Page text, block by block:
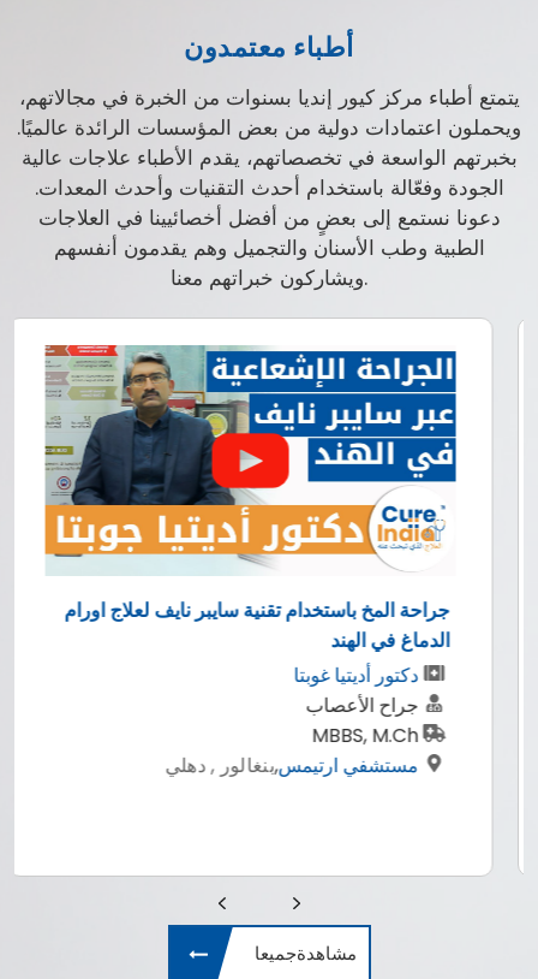
أطباء معتمدون
يتمتع أطباء مركز كيور إنديا بسنوات من الخبرة في مجالاتهم،
ويحملون اعتمادات دولية من بعض المؤسسات الرائدة عالميًا.
بخبرتهم الواسعة في تخصصاتهم، يقدم الأطباء علاجات عالية
الجودة وفعّالة باستخدام أحدث التقنيات وأحدث المعدات.
دعونا نستمع إلى بعضٍ من أفضل أخصائيينا في العلاجات
الطبية وطب الأسنان والتجميل وهم يقدمون أنفسهم
ويشاركون خبراتهم معنا.
جراحة المخ باستخدام تقنية سايبر نايف لعلاج اورام
الدماغ في الهند
دكتور أديتيا غوبتا
جراح الأعصاب
MBBS, M.Ch
مستشفي ارتيمس,بنغالور , دهلي
مشاهدةجميعا